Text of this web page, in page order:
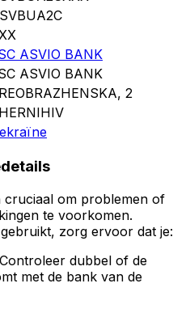
ASVIO BANK
ASVIO BANK
2
cruciaal om problemen of
te voorkomen.
zorg ervoor dat je:
Controleer dubbel of de
met de bank van de